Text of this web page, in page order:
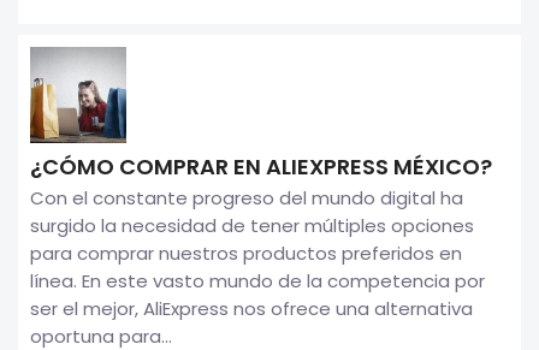
¿CÓMO COMPRAR EN ALIEXPRESS MÉXICO?
Con el constante progreso del mundo digital ha
surgido la necesidad de tener múltiples opciones
para comprar nuestros productos preferidos en
línea. En este vasto mundo de la competencia por
ser el mejor, AliExpress nos ofrece una alternativa
oportuna para...